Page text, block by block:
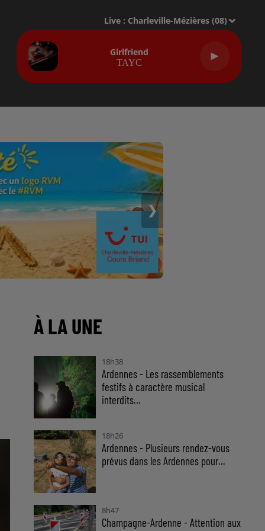
Live : Charleville-Mézières (08)
Girlfriend
TAYC
❯
À LA UNE
18h38
Ardennes - Les rassemblements
festifs à caractère musical
interdits...
18h26
Ardennes - Plusieurs rendez-vous
prévus dans les Ardennes pour...
8h47
Champagne-Ardenne - Attention aux